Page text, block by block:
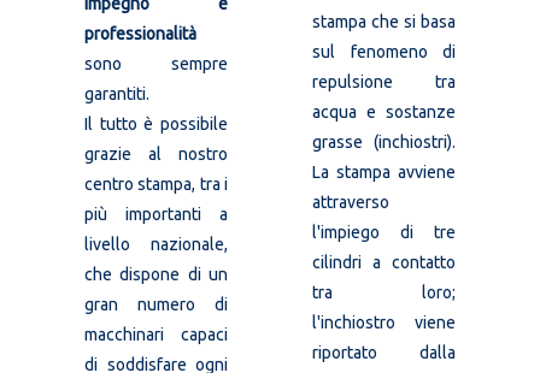
impegno e
professionalità
sono sempre
garantiti.
Il tutto è possibile
grazie al nostro
centro stampa, tra i
più importanti a
livello nazionale,
che dispone di un
gran numero di
macchinari capaci
di soddisfare ogni
stampa che si basa
sul fenomeno di
repulsione tra
acqua e sostanze
grasse (inchiostri).
La stampa avviene
attraverso
l'impiego di tre
cilindri a contatto
tra loro;
l'inchiostro viene
riportato dalla